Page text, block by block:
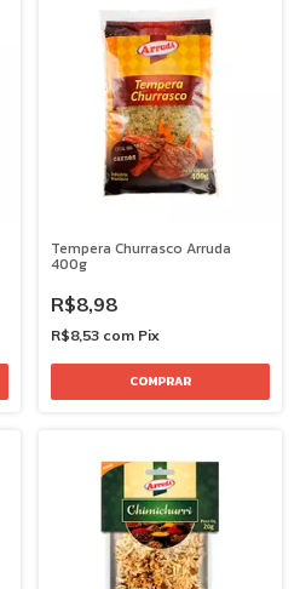
Tempera Churrasco Arruda
400g
R$8,98
R$8,53 com Pix